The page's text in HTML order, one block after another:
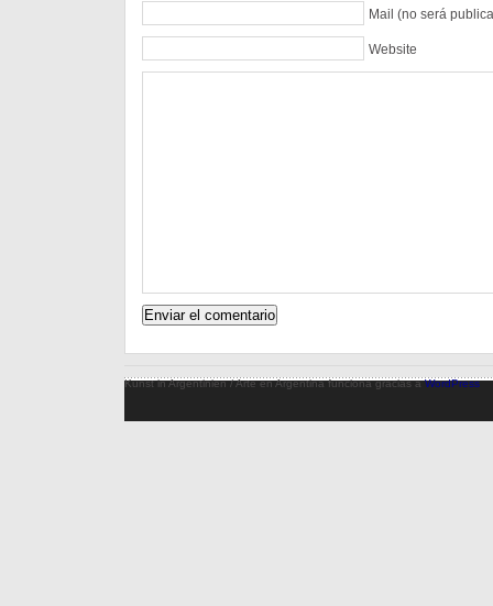
Mail (no será
Website
Kunst in Argentinien / Arte en Argentina funciona gracias aWordPress